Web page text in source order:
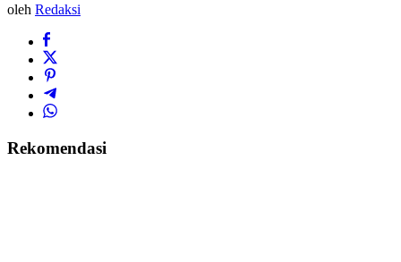
oleh Redaksi
Rekomendasi